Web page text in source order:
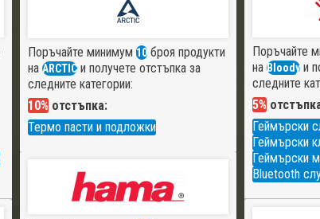
Поръчайте минимум 10броя продукти
на ARCTICи получете отстъпка за
следните категории:
10% отстъпка:
Термо пасти и подложки
Поръчайте
на Bloody и
следните
5%
Геймърски
Геймърски
Геймърски
Bluetooth